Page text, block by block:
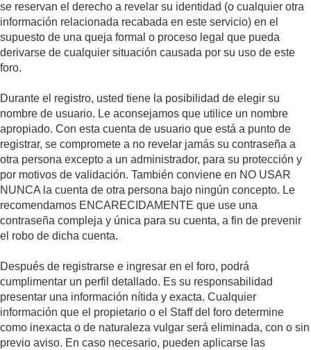
se reservan el derecho a revelar su identidad (o cualquier otra
información relacionada recabada en este servicio) en el
supuesto de una queja formal o proceso legal que pueda
derivarse de cualquier situación causada por su uso de este
foro.
Durante el registro, usted tiene la posibilidad de elegir su
nombre de usuario. Le aconsejamos que utilice un nombre
apropiado. Con esta cuenta de usuario que está a punto de
registrar, se compromete a no revelar jamás su contraseña a
otra persona excepto a un administrador, para su protección y
por motivos de validación. También conviene en NO USAR
NUNCA la cuenta de otra persona bajo ningún concepto. Le
recomendamos ENCARECIDAMENTE que use una
contraseña compleja y única para su cuenta, a fin de prevenir
el robo de dicha cuenta.
Después de registrarse e ingresar en el foro, podrá
cumplimentar un perfil detallado. Es su responsabilidad
presentar una información nítida y exacta. Cualquier
información que el propietario o el Staff del foro determine
como inexacta o de naturaleza vulgar será eliminada, con o sin
previo aviso. En caso necesario, pueden aplicarse las